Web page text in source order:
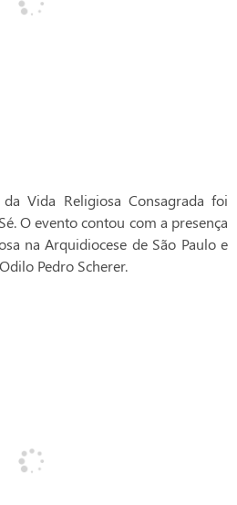
Vida Religiosa Consagrada foi
O evento contou com a presença
na Arquidiocese de São Paulo e
Pedro Scherer.